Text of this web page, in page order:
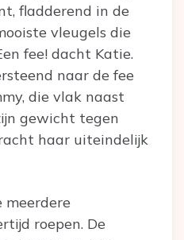
fladderend in de
vleugels die
fee! dacht Katie.
naar de fee
die vlak naast
gewicht tegen
haar uiteindelijk
meerdere
roepen. De